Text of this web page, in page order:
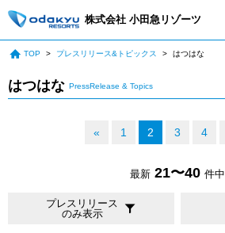
株式会社 小田急リゾーツ
TOP プレスリリース&トピックス はつはな
はつはな PressRelease & Topics
« 1 2 3 4
最新 21〜40 件中
プレスリリース
のみ表示